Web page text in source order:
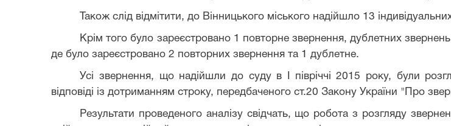
Також слід відмітити, до Вінницького міського надійшло 13
Крім того було зареєстровано 1 повторне звернення, дублетних
де було зареєстровано 2 повторних звернення та 1 дублетне.
Усі звернення, що надійшли до суду в І півріччі 2015 року, були
відповіді із дотриманням строку, передбаченого ст.20 Закону України "Про
Результати проведеного аналізу свідчать, що робота з розгляду